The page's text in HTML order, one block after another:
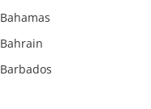
Bahamas
Bahrain
Barbados